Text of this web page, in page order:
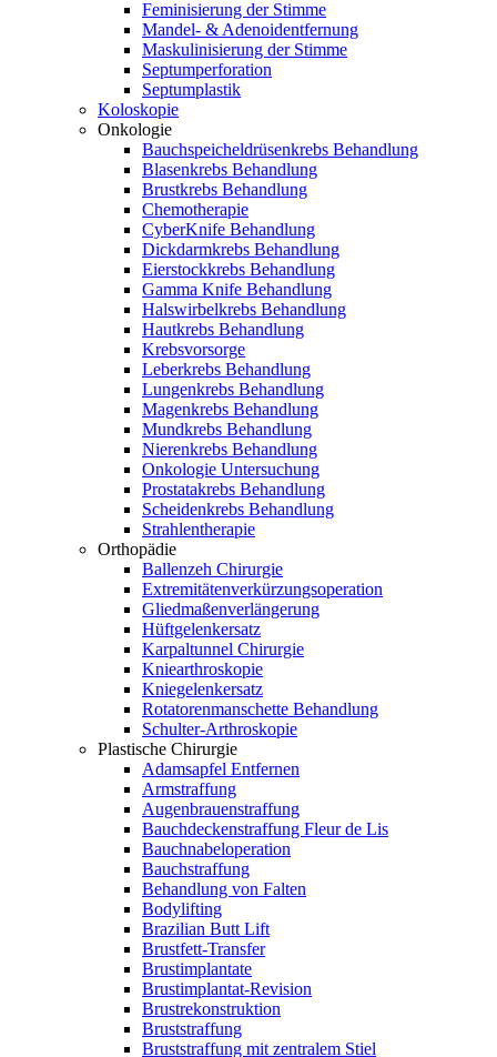
Feminisierung der Stimme
Mandel- & Adenoidentfernung
Maskulinisierung der Stimme
Septumperforation
Septumplastik
Koloskopie
Onkologie
Bauchspeicheldrüsenkrebs Behandlung
Blasenkrebs Behandlung
Brustkrebs Behandlung
Chemotherapie
CyberKnife Behandlung
Dickdarmkrebs Behandlung
Eierstockkrebs Behandlung
Gamma Knife Behandlung
Halswirbelkrebs Behandlung
Hautkrebs Behandlung
Krebsvorsorge
Leberkrebs Behandlung
Lungenkrebs Behandlung
Magenkrebs Behandlung
Mundkrebs Behandlung
Nierenkrebs Behandlung
Onkologie Untersuchung
Prostatakrebs Behandlung
Scheidenkrebs Behandlung
Strahlentherapie
Orthopädie
Ballenzeh Chirurgie
Extremitätenverkürzungsoperation
Gliedmaßenverlängerung
Hüftgelenkersatz
Karpaltunnel Chirurgie
Kniearthroskopie
Kniegelenkersatz
Rotatorenmanschette Behandlung
Schulter-Arthroskopie
Plastische Chirurgie
Adamsapfel Entfernen
Armstraffung
Augenbrauenstraffung
Bauchdeckenstraffung Fleur de Lis
Bauchnabeloperation
Bauchstraffung
Behandlung von Falten
Bodylifting
Brazilian Butt Lift
Brustfett-Transfer
Brustimplantate
Brustimplantat-Revision
Brustrekonstruktion
Bruststraffung
Bruststraffung mit zentralem Stiel